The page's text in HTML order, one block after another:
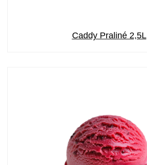
Caddy Praliné 2,5L